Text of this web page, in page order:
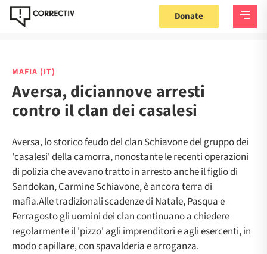
Donate
MAFIA (IT)
Aversa, diciannove arresti
contro il clan dei casalesi
Aversa, lo storico feudo del clan Schiavone del gruppo dei
'casalesi' della camorra, nonostante le recenti operazioni
di polizia che avevano tratto in arresto anche il figlio di
Sandokan, Carmine Schiavone, è ancora terra di
mafia.Alle tradizionali scadenze di Natale, Pasqua e
Ferragosto gli uomini dei clan continuano a chiedere
regolarmente il 'pizzo' agli imprenditori e agli esercenti, in
modo capillare, con spavalderia e arroganza.